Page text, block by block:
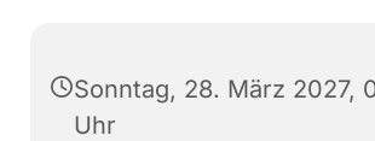
Sonntag, 28. März 2027,
Uhr